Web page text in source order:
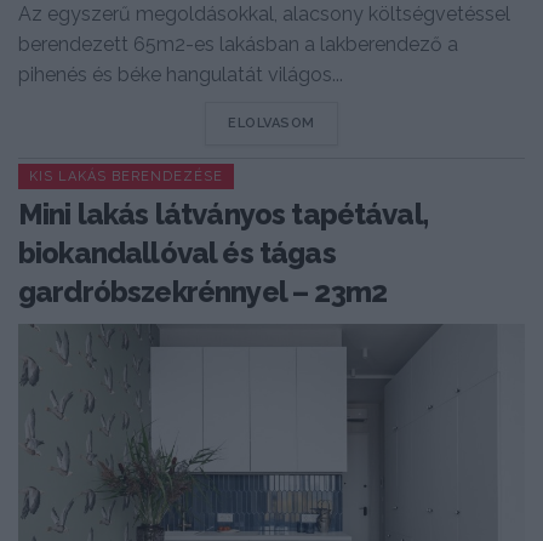
Az egyszerű megoldásokkal, alacsony költségvetéssel
berendezett 65m2-es lakásban a lakberendező a
pihenés és béke hangulatát világos...
ELOLVASOM
KIS LAKÁS BERENDEZÉSE
Mini lakás látványos tapétával,
biokandallóval és tágas
gardróbszekrénnyel – 23m2